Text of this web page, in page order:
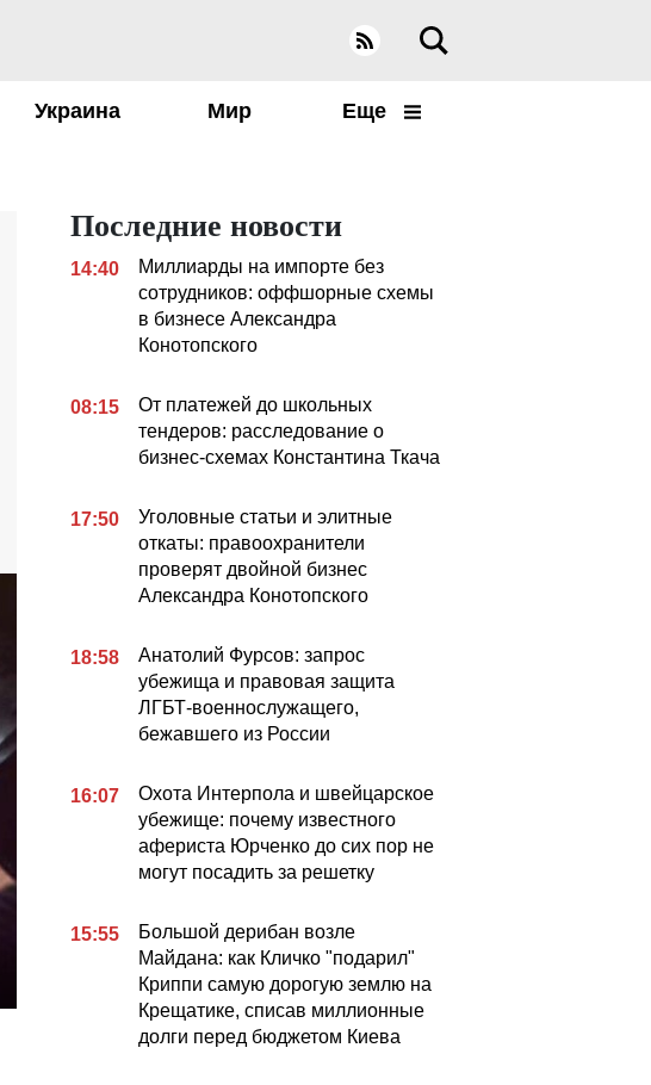
Украина Мир Еще
Последние новости
14:40
Миллиарды на импорте без
сотрудников: оффшорные схемы
в бизнесе Александра
Конотопского
08:15
От платежей до школьных
тендеров: расследование о
бизнес-схемах Константина Ткача
17:50
Уголовные статьи и элитные
откаты: правоохранители
проверят двойной бизнес
Александра Конотопского
18:58
Анатолий Фурсов: запрос
убежища и правовая защита
ЛГБТ-военнослужащего,
бежавшего из России
16:07
Охота Интерпола и швейцарское
убежище: почему известного
афериста Юрченко до сих пор не
могут посадить за решетку
15:55
Большой дерибан возле
Майдана: как Кличко "подарил"
Криппи самую дорогую землю на
Крещатике, списав миллионные
долги перед бюджетом Киева